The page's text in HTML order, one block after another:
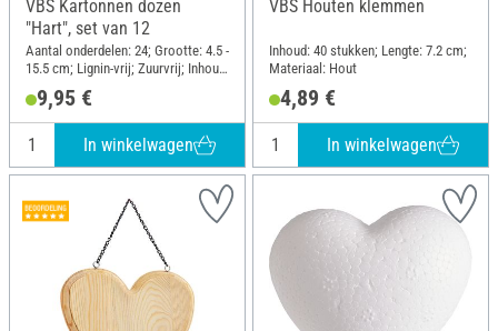
VBS Kartonnen dozen
"Hart", set van 12
Aantal onderdelen: 24; Grootte: 4.5 -
15.5 cm; Lignin-vrij; Zuurvrij; Inhoud:
9,95 €
In winkelwagen
VBS Houten klemmen
Inhoud: 40 stukken; Lengte: 7.2 cm;
Materiaal: Hout
4,89 €
In winkelwagen